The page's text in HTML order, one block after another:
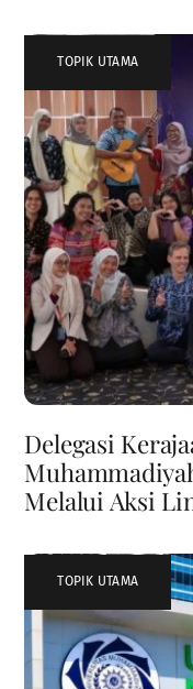
TOPIK UTAMA
Delegasi
Melalui Aksi
TOPIK UTAMA